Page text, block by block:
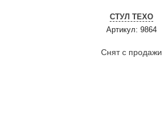
СТУЛ TEXO
Артикул: 9864
Снят с продажи